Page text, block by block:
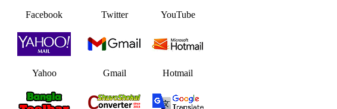
Facebook Twitter YouTube
Yahoo Gmail Hotmail